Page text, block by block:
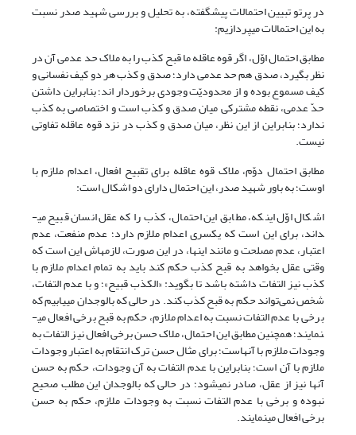
در پرتو تبیین احتمالات پیش­گفته، به تحلیل و بررسی شهید صدر نسبت
به این احتمالات می­پردازیم:
مطابق احتمال اوّل، اگر قوه عاقله‌ ما قبح کذب را به ملاک حد عدمى آن در
نظر بگیرد، صدق هم حد عدمى دارد؛ صدق و کذب هر دو کیف نفسانی و
کیف مسموع بوده و از محدودیّت وجودی برخوردار اند؛ بنابراین داشتن
حدّ عدمی، نقطه مشترکی میان صدق و کذب است و اختصاصی به کذب
ندارد؛ بنابراین از این نظر، میان صدق و کذب در نزد قوه عاقله تفاوتی
نیست.
مطابق احتمال دوّم، ملاک قوه عاقله برای تقبیح افعال، اعدام ملازم با
اوست؛ به باور شهید صدر، این احتمال دارای دو اشکال است:
اشکال اوّل اینکه، مطابق این احتمال، کذب را که عقل انسان قبیح می­
داند، برای این است که یکسری اعدام ملازم دارد؛ عدم منفعت، عدم
اعتبار، عدم مصلحت و مانند اینها، در این صورت، لازمه‏اش این است که
وقتى عقل بخواهد به قبح کذب حکم کند باید به تمام اعدام ملازم با
کذب نیز التفات داشته باشد تا بگوید: «الکذب قبیح»؛ و با عدم التفات،
شخص نمى‌‌تواند حکم به قبح کذب کند. در حالی که بالوجدان می­یابیم که
برخی با عدم التفات نسبت به اعدام ملازم، حکم به قبح برخی افعال می­
نمایند؛ همچنین مطابق این احتمال، ملاک حسن برخی افعال نیز التفات به
وجودات ملازم با آنهاست؛ برای مثال حسن ترک انتقام به اعتبار وجودات
ملازم با آن است؛ بنابراین با عدم التفات به آن وجودات، حکم به حسن
آنها نیز از عقل، صادر نمی­شود؛ در حالی که بالوجدان این مطلب صحیح
نبوده و برخی با عدم التفات نسبت به وجودات ملازم، حکم به حسن
برخی افعال می­نمایند.